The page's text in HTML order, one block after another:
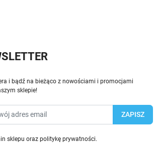
i bądź na bieżąco z nowościami i promocjami
sklepie!
sklepu oraz politykę prywatności.